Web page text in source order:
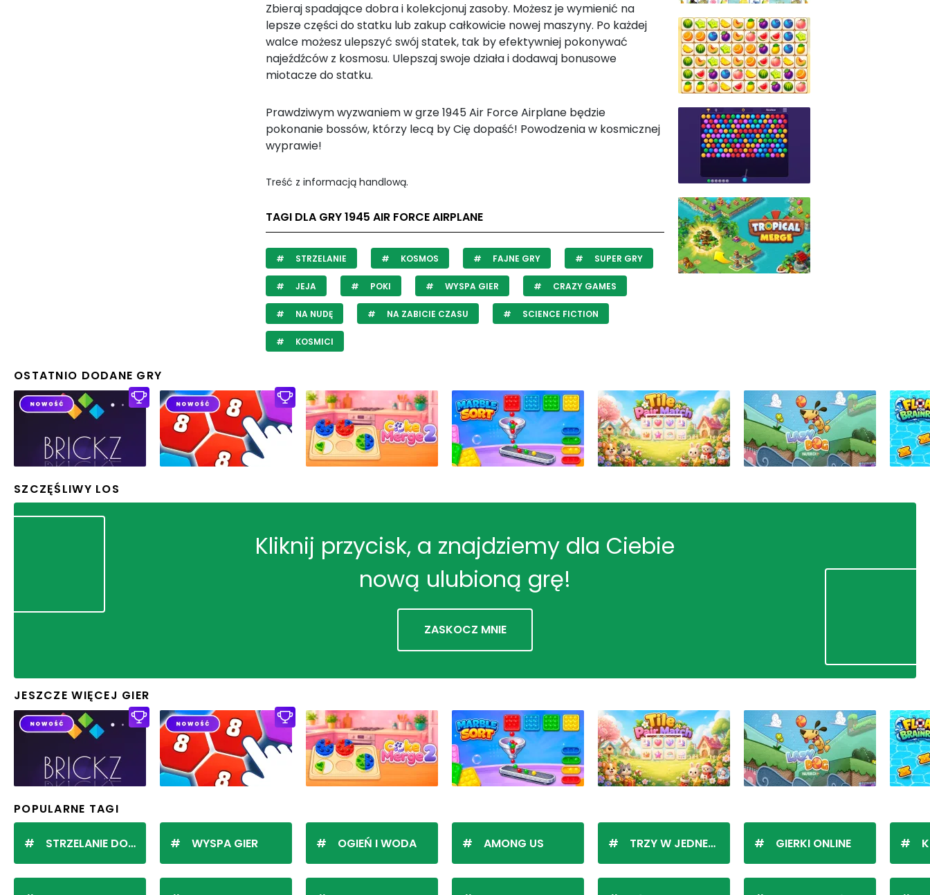
Zbieraj spadające dobra i kolekcjonuj zasoby. Możesz je wymienić na
lepsze części do statku lub zakup całkowicie nowej maszyny. Po każdej
walce możesz ulepszyć swój statek, tak by efektywniej pokonywać
najeźdźców z kosmosu. Ulepszaj swoje działa i dodawaj bonusowe
miotacze do statku.
Prawdziwym wyzwaniem w grze 1945 Air Force Airplane będzie
pokonanie bossów, którzy lecą by Cię dopaść! Powodzenia w kosmicznej
wyprawie!
Treść z informacją handlową.
TAGI DLA GRY 1945 AIR FORCE AIRPLANE
STRZELANIE KOSMOS FAJNE GRY SUPER GRY
JEJA POKI WYSPA GIER CRAZY GAMES
NA NUDĘ NA ZABICIE CZASU SCIENCE FICTION
KOSMICI
OSTATNIO DODANE GRY
SZCZĘŚLIWY LOS
Kliknij przycisk, a znajdziemy dla Ciebie
nową ulubioną grę!
ZASKOCZ MNIE
JESZCZE WIĘCEJ GIER
POPULARNE TAGI
STRZELANIE DO KULEK WYSPA GIER OGIEŃ I WODA AMONG US TRZY W JEDNEJ LINII GIERKI ONLINE